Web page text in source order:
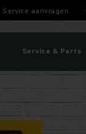
Service aanvragen
Service & Parts